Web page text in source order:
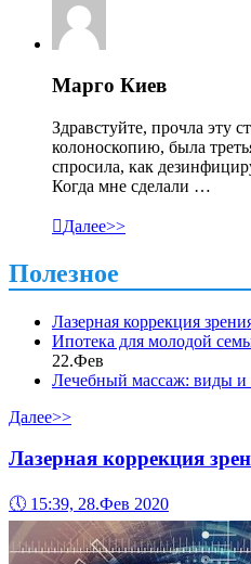
Марго Киев
Здравстуйте, прочла эту
колоноскопию, была
спросила, как
Когда мне сделали …
Далее>>
Полезное
Лазерная коррекция
Ипотека для молодой
22.Фев
Лечебный массаж: виды и
Далее>>
Лазерная коррекция
🕔 15:39, 28.Фев 2020